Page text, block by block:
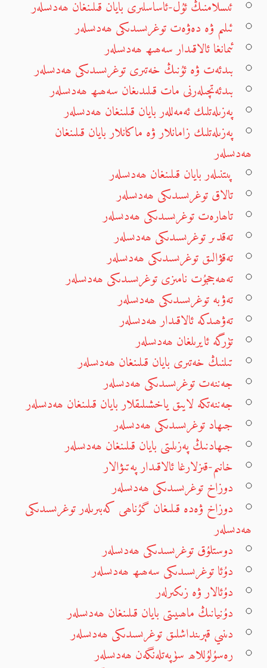
ئىسلامنىڭ ئۇل-ئاساسلىرى بايان قىلىنغان ھەدىسلەر
ئىلىم ۋە دەۋەت توغرىسىدىكى ھەدىسلەر
ئىمانغا ئالاقىدار سەھىھ ھەدىسلەر
بىدئەت ۋە ئۇنىڭ خەتىرى توغرىسىدىكى ھەدىسلەر
بىدئەتچىلەرنى مات قىلىدىغان سەھىھ ھەدىسلەر
پەزىلەتلىك ئەمەللەر بايان قىلىنغان ھەدىسلەر
پەزىلەتلىك زامانلار ۋە ماكانلار بايان قىلىنغان
ھەدىسلەر
پىتنىلەر بايان قىلىنغان ھەدىسلەر
تالاق توغرىسىدىكى ھەدىسلەر
تاھارەت توغرىسىدىكى ھەدىسلەر
تەقدىر توغرىسىدىكى ھەدىسلەر
تەقۋالىق توغرىسىدىكى ھەدىسلەر
تەھەججۇت نامىزى توغرىسىدىكى ھەدىسلەر
تەۋبە توغرىسىدىكى ھەدىسلەر
تەۋھىدكە ئالاقىدار ھەدىسلەر
تۈرگە ئايرىلغان ھەدىسلەر
تىلنىڭ خەتىرى بايان قىلىنغان ھەدىسلەر
جەننەت توغرىسىدىكى ھەدىسلەر
جەننەتكە لايىق ياخشىلىقلار بايان قىلىنغان ھەدىسلەر
جىھاد توغرىسىدىكى ھەدىسلەر
جىھادنىڭ پەزىلىتى بايان قىلىنغان ھەدىسلەر
خانىم-قىزلارغا ئالاقىدار پەتىۋالار
دوزاخ توغرىسىدىكى ھەدىسلەر
دوزاخ ۋەدە قىلىغان گۇناھى كەبىرىلەر توغرىسىدىكى
ھەدىسلەر
دوستلۇق توغرىسىدىكى ھەدىسلەر
دۇئا توغرىسىدىكى سەھىھ ھەدىسلەر
دۇئالار ۋە زىكىرلەر
دۇنيانىڭ ماھىيىتى بايان قىلىنغان ھەدىسلەر
دىنىي قېرىنداشلىق توغرىسىدىكى ھەدىسلەر
رەسۇلۇللاھ سۈپەتلەنگەن ھەدىسلەر